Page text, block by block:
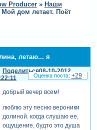
Producer » Наши
Мой дом летает. Поёт
летаю... я
Поделиться08-10-2012
добрый вечер всем!
люблю эту песню вероники
долиной. когда слушаю ее,
ощущение, будто это душа
+29